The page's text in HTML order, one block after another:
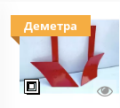
Деметра